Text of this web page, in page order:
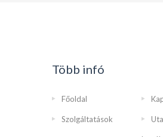
Több infó
Főoldal
Szolgáltatások